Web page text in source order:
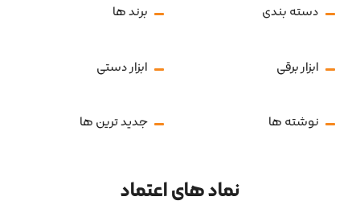
دسته بندی برند ها
ابزار برقی ابزار دستی
نوشته ها جدید ترین ها
نماد های اعتماد